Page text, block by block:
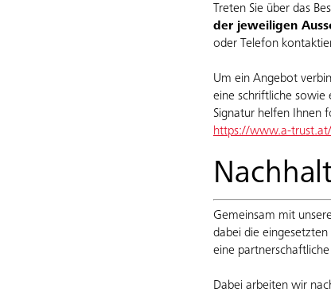
Treten Sie über das
der jeweiligen
oder Telefon
Um ein Angebot
eine schriftliche sowie
Signatur helfen Ihnen
https://www.a-
Gemeinsam mit
dabei die
eine
Dabei arbeiten wir